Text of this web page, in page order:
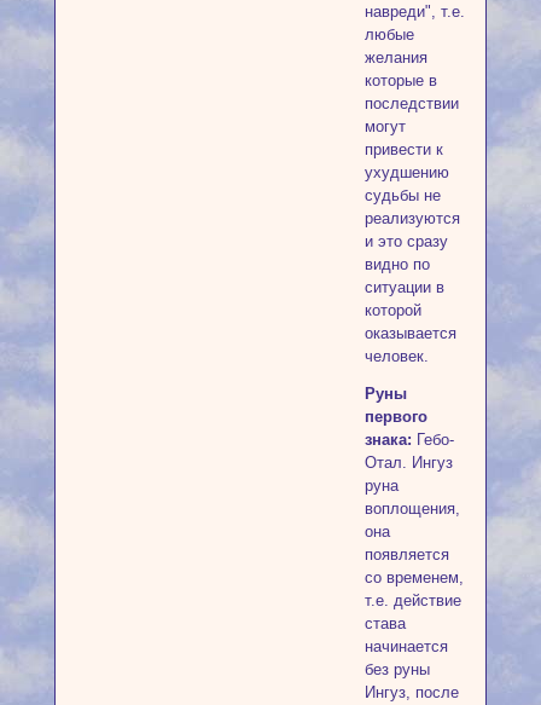
навреди", т.е.
любые
желания
которые в
последствии
могут
привести к
ухудшению
судьбы не
реализуются
и это сразу
видно по
ситуации в
которой
оказывается
человек.
Руны
первого
знака: Гебо-
Отал. Ингуз
руна
воплощения,
она
появляется
со временем,
т.е. действие
става
начинается
без руны
Ингуз, после